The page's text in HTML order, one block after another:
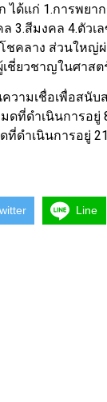
ได้แก่ 1.การพยา
3.สีมงคล 4.ตัว
ชคลาง ส่วนใหญ่
ชี่ยวชาญในศาส
วามเชื่อเพื่อสนับ
ดที่ดำเนินการอ
ที่ดำเนินการอยู่
Line